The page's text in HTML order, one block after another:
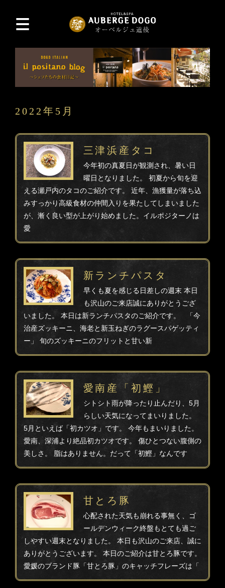
2022年5月
三津浜産タコ
今年初の真夏日が観測され、暑い日
曜日となりました。 初夏から旬を迎
える瀬戸内のタコのご紹介です。 近年、漁獲量が落ち込
みすっかり高級食材の仲間入りを果たしてしまいました
が、漸く良い型が上がり始めました。イルポジターノは
愛
新ランチパスタ
早くも夏を感じる日差しの週末 本日
も沢山のご来店誠にありがとうござ
いました。 本日は新ランチパスタのご紹介です。 「今
治産ズッキーニ、海老と新玉ねぎのラグースパゲッティ
ー」 旬のズッキーニのフリットと甘い新
愛南産「初鰹」
シトシト雨が降ったり止んだり、5月
らしい天気になってまいりました。
5月といえば「初カツオ」です。 今年もまいりました。
愛南、深浦より絶品初カツオです。 傷ひとつない腹側の
美しさ。 脂はありません。だって「初鰹」なんです
甘とろ豚
心配された天気も崩れる事無く、ゴ
ールデンウィーク終盤もとても過ご
しやすい週末となりました。 本日も沢山のご来店、誠に
ありがとうございます。 本日のご紹介は甘とろ豚です。
愛媛のブランド豚「甘とろ豚」のキャッチフレーズは「